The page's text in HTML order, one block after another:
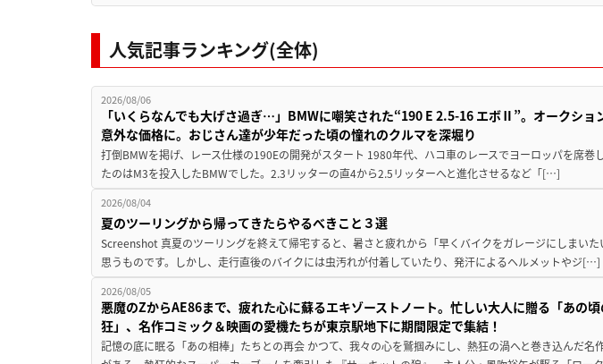
人気記事ランキング(全体)
2026/08/06
「いくらなんでも大げさ過ぎ…」BMWに嘲笑された“190 E 2.5-16 エボⅡ”。オークショ
意外な価格に。おじさん達が少年だった頃の憧れのクルマを深堀り
打倒BMWを掲げ、レース仕様の190Eの開発がスタート 1980年代、ハコ車のレースでヨーロッパを席巻
たのはM3を投入したBMWでした。2.3リッターの直4から2.5リッターへと進化させるなど「[…]
2026/08/04
夏のツーリングから帰ってきたらやるべきこと３選
Screenshot 真夏のツーリングを終えて帰宅すると、暑さと疲れから「早くバイクをガレージにしまいた
思うものです。しかし、走行直後のバイクには虫汚れが付着していたり、発汗によるヘルメットやジ[…]
2026/08/05
悪魔のZからAE86まで、疲れた心に蘇るエキゾーストノート。忙しい大人に贈る「あの
狂」、名作コミック＆映画の愛機たちが東京駅地下に期間限定で集結！
記憶の底に眠る「あの相棒」たちとの再会 かつて、我々の心を鷲掴みにし、熱狂の渦へと巻き込んだ名